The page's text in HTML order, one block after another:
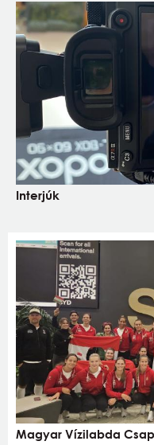
Interjúk
Magyar Vízilabda